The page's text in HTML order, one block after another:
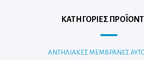
ΚΑΤΗΓΟΡΊΕΣ
ΑΝΤΗΛΙΑΚΕΣ ΜΕΜΒΡΑΝΕΣ